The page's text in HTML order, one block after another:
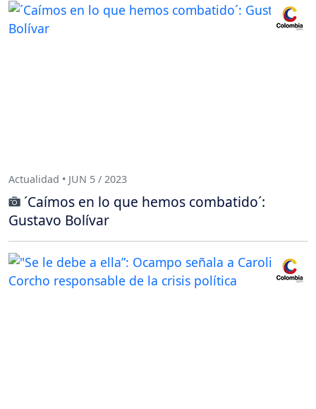
Actualidad • JUN 5 / 2023
´Caímos en lo que hemos combatido´:
Gustavo Bolívar